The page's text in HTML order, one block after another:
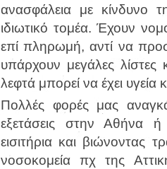
ανασφάλεια με
ιδιωτικό τομέα. Έχουν
επί πληρωμή, αντί να
υπάρχουν μεγάλες λίστες
λεφτά μπορεί να έχει υγεία
Πολλές φορές μας
εξετάσεις στην Αθήνα
εισιτήρια και βιώνοντας
νοσοκομεία πχ της